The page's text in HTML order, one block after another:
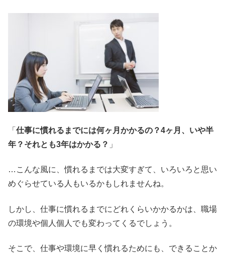
「 仕事に慣れるまでには何ヶ月かかるの？4ヶ月、いや半
年？それとも3年はかかる？ 」
…こんな風に、慣れるまでは大変すぎて、いろいろと思い
めぐらせている人もいるかもしれませんね。
しかし、仕事に慣れるまでにどれくらいかかるかは、職場
の環境や個人個人でも変わってくるでしょう。
そこで、仕事や環境に早く慣れるためにも、できることか